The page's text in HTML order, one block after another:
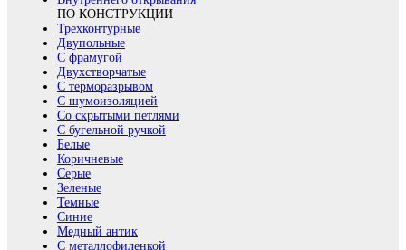
ПО КОНСТРУКЦИИ
Трехконтурные
Двупольные
С фрамугой
Двухстворчатые
С терморазрывом
С шумоизоляцией
Со скрытыми петлями
С бугельной ручкой
Белые
Коричневые
Серые
Зеленые
Темные
Синие
Медный антик
С металлофиленкой